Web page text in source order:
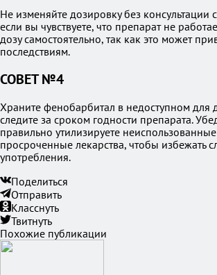
Не изменяйте дозировку без консультации
если вы чувствуете, что препарат не
дозу самостоятельно, так как это может
последствиям.
СОВЕТ №4
Храните фенобарбитал в недоступном для
следите за сроком годности препарата.
правильно утилизируете
просроченные лекарства, чтобы избежать
употребления.
Поделиться
Отправить
Класснуть
Твитнуть
Похожие публикации